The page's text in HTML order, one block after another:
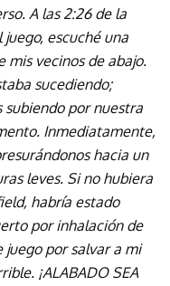
A las 2:26 de la
escuché una
mis vecinos de abajo.
sucediendo;
por nuestra
Inmediatamente,
hacia un
leves. Si no hubiera
habría estado
por inhalación de
por salvar a mi
¡ALABADO SEA